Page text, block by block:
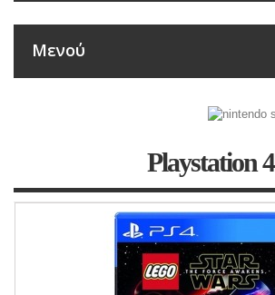
Μενού
Playstation 4